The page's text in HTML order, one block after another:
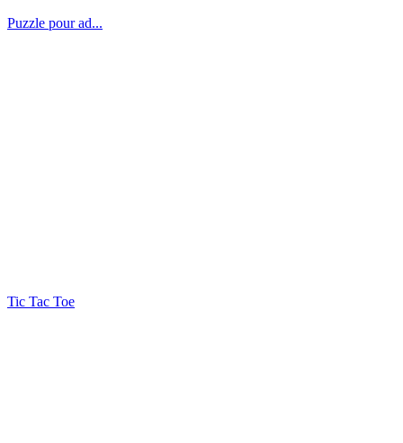
Puzzle pour ad...
Tic Tac Toe